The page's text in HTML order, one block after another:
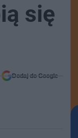
się
Dodaj do Google